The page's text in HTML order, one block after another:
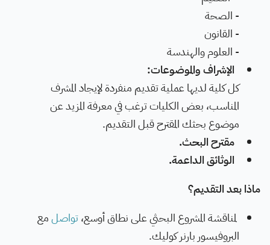
- الصحة
- القانون
- العلوم والهندسة
الإشراف والموضوعات:
كل كلية لديها عملية تقديم منفردة لإيجاد المشرف
المناسب، بعض الكليات ترغب في معرفة المزيد عن
موضوع بحثك المقترح قبل التقديم.
مقترح البحث.
الوثائق الداعمة.
ماذا بعد التقديم؟
لمناقشة المشروع البحثي على نطاق أوسع،تواصلمع
البروفيسور بارنر كوليك.